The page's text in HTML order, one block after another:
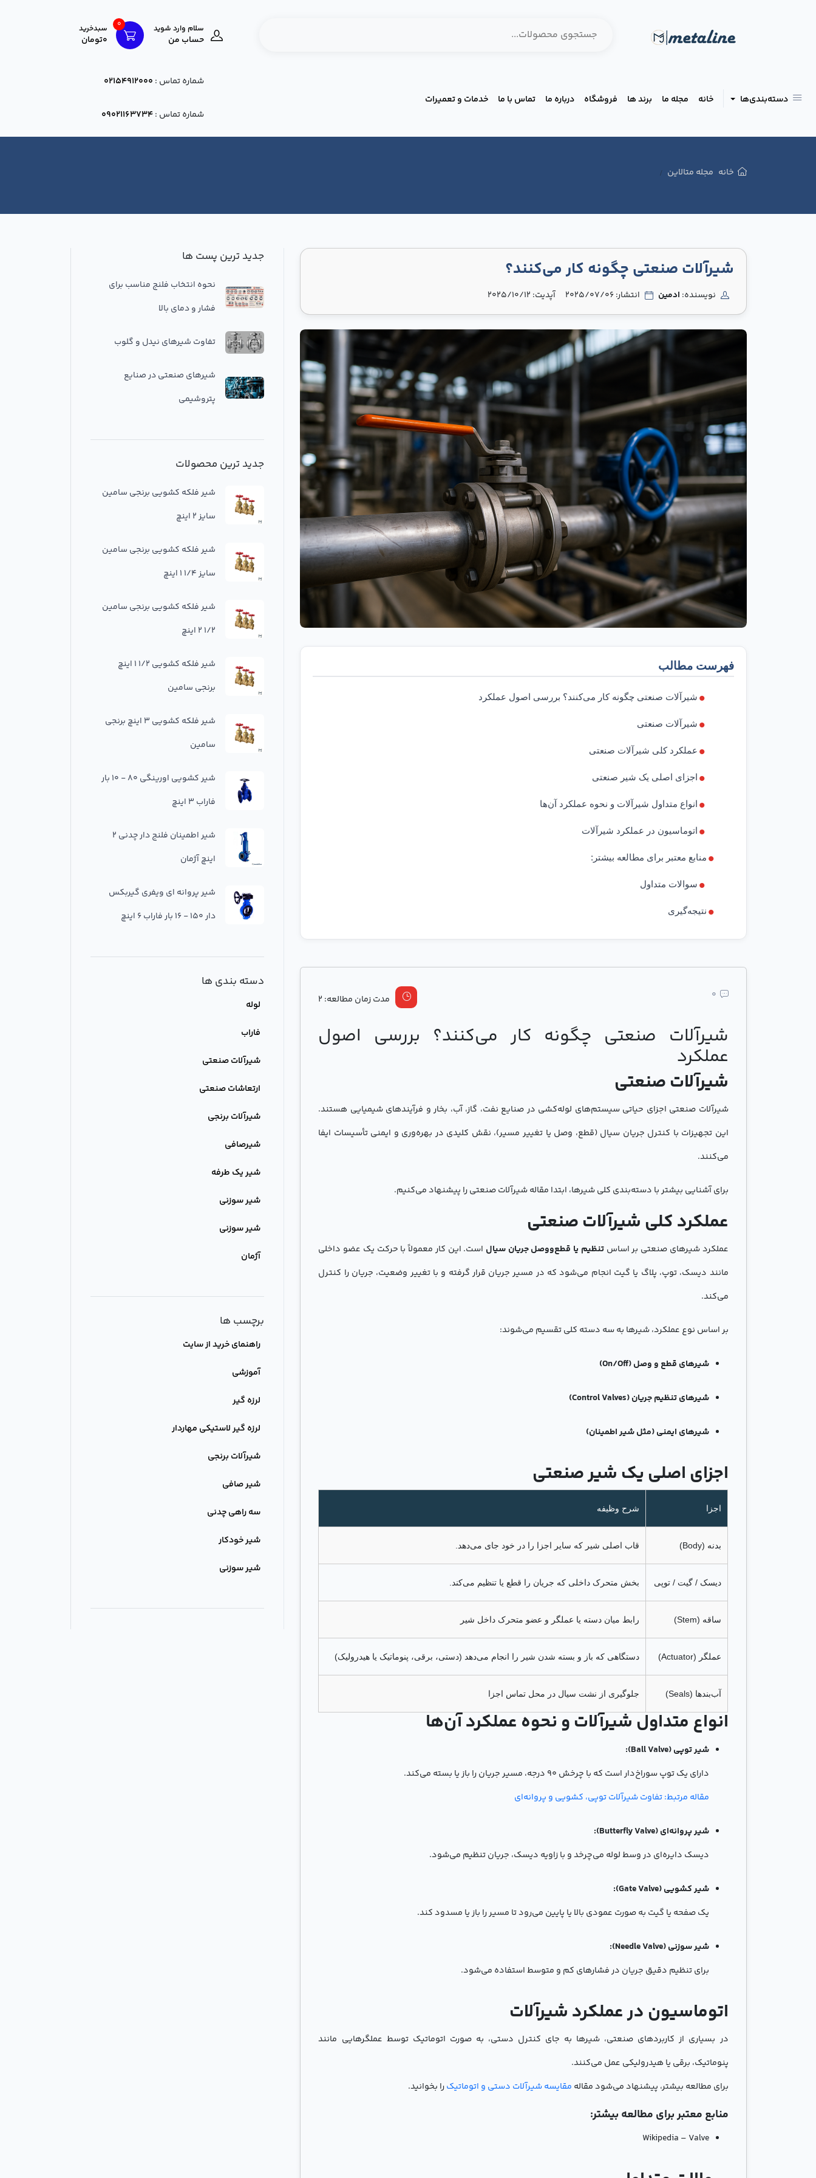
سلام وارد شوید
حساب من
0 سبدخرید
0تومان
دسته‌بندی‌ها خدمات و تعمیرات تماس با ما درباره ما فروشگاه برند ها مجله ما خانه
شماره تماس : 02154912000
شماره تماس :09021163734
خانه مجله متالاین
شیرآلات صنعتی چگونه کار می‌کنند؟
نویسنده: ادمین انتشار: 2025/07/06 آپدیت: 2025/10/12
فهرست مطالب
شیرآلات صنعتی چگونه کار می‌کنند؟ بررسی اصول عملکرد
شیرآلات صنعتی
عملکرد کلی شیرآلات صنعتی
اجزای اصلی یک شیر صنعتی
انواع متداول شیرآلات و نحوه عملکرد آن‌ها
اتوماسیون در عملکرد شیرآلات
منابع معتبر برای مطالعه بیشتر:
سوالات متداول
نتیجه‌گیری
0 مدت زمان مطالعه: 2
شیرآلات صنعتی چگونه کار می‌کنند؟ بررسی اصول
عملکرد
شیرآلات صنعتی
شیرآلات صنعتی اجزای حیاتی سیستم‌های لوله‌کشی در صنایع نفت، گاز، آب، بخار و فرآیندهای شیمیایی هستند.
این تجهیزات با کنترل جریان سیال (قطع، وصل یا تغییر مسیر)، نقش کلیدی در بهره‌وری و ایمنی تأسیسات ایفا
می‌کنند.
برای آشنایی بیشتر با دسته‌بندی کلی شیرها، ابتدا مقاله شیرآلات صنعتی را پیشنهاد می‌کنیم.
عملکرد کلی شیرآلات صنعتی
عملکرد شیرهای صنعتی بر اساستنظیم یا قطع‌و‌وصل جریان سیال است. این کار معمولاً با حرکت یک عضو داخلی
مانند دیسک، توپ، پلاگ یا گیت انجام می‌شود که در مسیر جریان قرار گرفته و با تغییر وضعیت، جریان را کنترل
می‌کند.
بر اساس نوع عملکرد، شیرها به سه دسته کلی تقسیم می‌شوند:
شیرهای قطع و وصل (On/Off)
شیرهای تنظیم جریان (Control Valves)
شیرهای ایمنی (مثل شیر اطمینان)
اجزای اصلی یک شیر صنعتی
اجزا شرح وظیفه
بدنه (Body) قاب اصلی شیر که سایر اجزا را در خود جای می‌دهد.
دیسک / گیت / توپی بخش متحرک داخلی که جریان را قطع یا تنظیم می‌کند.
ساقه (Stem) رابط میان دسته یا عملگر و عضو متحرک داخل شیر
عملگر (Actuator) دستگاهی که باز و بسته شدن شیر را انجام می‌دهد (دستی، برقی، پنوماتیک یا هیدرولیک)
آب‌بندها (Seals) جلوگیری از نشت سیال در محل تماس اجزا
انواع متداول شیرآلات و نحوه عملکرد آن‌ها
شیر توپی (Ball Valve):
دارای یک توپ سوراخ‌دار است که با چرخش 90 درجه، مسیر جریان را باز یا بسته می‌کند.
مقاله مرتبط: تفاوت شیرآلات توپی، کشویی و پروانه‌ای
شیر پروانه‌ای (Butterfly Valve):
دیسک دایره‌ای در وسط لوله می‌چرخد و با زاویه دیسک، جریان تنظیم می‌شود.
شیر کشویی (Gate Valve):
یک صفحه یا گیت به صورت عمودی بالا یا پایین می‌رود تا مسیر را باز یا مسدود کند.
شیر سوزنی (Needle Valve):
برای تنظیم دقیق جریان در فشارهای کم و متوسط استفاده می‌شود.
اتوماسیون در عملکرد شیرآلات
در بسیاری از کاربردهای صنعتی، شیرها به جای کنترل دستی، به صورت اتوماتیک توسط عملگرهایی مانند
پنوماتیک، برقی یا هیدرولیکی عمل می‌کنند.
برای مطالعه بیشتر، پیشنهاد می‌شود مقاله مقایسه شیرآلات دستی و اتوماتیکرا بخوانید.
منابع معتبر برای مطالعه بیشتر:
Wikipedia – Valve
جدید ترین پست ها
نحوه انتخاب فلنج مناسب برای
فشار و دمای بالا
تفاوت شیرهای نیدل و گلوب
شیرهای صنعتی در صنایع
پتروشیمی
جدید ترین محصولات
شیر فلکه کشویی برنجی سامین
سایز 2 اینچ
شیر فلكه کشویی برنجی سامین
سایز 1/4 1 اینچ
شیر فلکه کشویی برنجی سامین
1/2 2 اینچ
شیر فلکه کشویی 1/2 1 اینچ
برنجی سامین
شیر فلکه کشویی 3 اینچ برنجی
سامین
شير كشويي اورينگي 80 - 10 بار
فاراب 3 اینچ
شیر اطمینان فلنج دار چدنی 2
اینچ آژمان
شير پروانه اي ويفري گيربكس
دار 150 - 16 بار فاراب 6 اینچ
دسته بندی ها
لوله
فاراب
شیرآلات صنعتی
ارتعاشات صنعتی
شیرآلات برنجی
شیرصافی
شیر یک طرفه
شیر سوزنی
شیر سوزنی
آژمان
برچسب ها
راهنمای خرید از سایت
آموزشی
لرزه گیر
لرزه گیر لاستیکی مهاردار
شیرآلات برنجی
شیر صافی
سه راهی چدنی
شیر خودکار
شیر سوزنی